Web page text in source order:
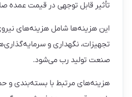
تأثیر قابل توجهی در قیمت عمده
این هزینه‌ها شامل هزینه‌های نیروی
تجهیزات، نگهداری و
صنعت تولید رب می‌شود.
هزینه‌های مرتبط با بسته‌بندی و